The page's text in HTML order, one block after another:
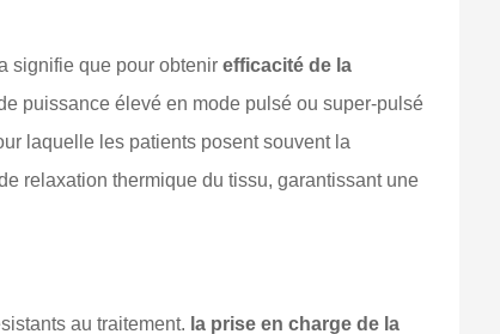
signifie que pour obtenirefficacité de la
puissance élevé en mode pulsé ou super-pulsé
laquelle les patients posent souvent la
relaxation thermique du tissu, garantissant une
au traitement. la prise en charge de la